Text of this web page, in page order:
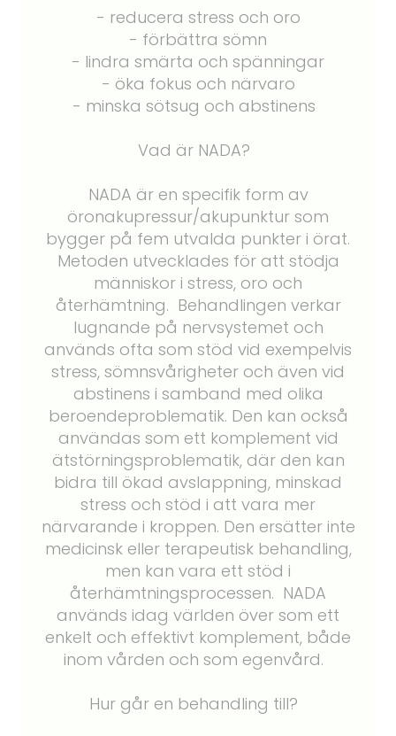
- reducera stress och oro
- förbättra sömn
- lindra smärta och spänningar
- öka fokus och närvaro
- minska sötsug och abstinens
Vad är NADA?
NADA är en specifik form av
öronakupressur/akupunktur som
bygger på fem utvalda punkter i örat.
Metoden utvecklades för att stödja
människor i stress, oro och
återhämtning. Behandlingen verkar
lugnande på nervsystemet och
används ofta som stöd vid exempelvis
stress, sömnsvårigheter och även vid
abstinens i samband med olika
beroendeproblematik. Den kan också
användas som ett komplement vid
ätstörningsproblematik, där den kan
bidra till ökad avslappning, minskad
stress och stöd i att vara mer
närvarande i kroppen. Den ersätter inte
medicinsk eller terapeutisk behandling,
men kan vara ett stöd i
återhämtningsprocessen. NADA
används idag världen över som ett
enkelt och effektivt komplement, både
inom vården och som egenvård.
Hur går en behandling till?